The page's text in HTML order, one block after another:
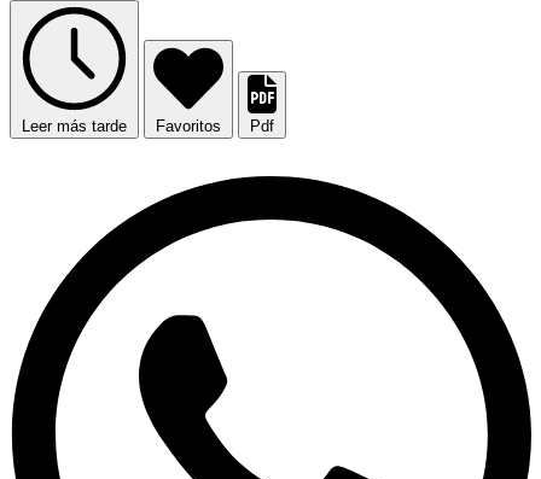
Leer más tarde Favoritos Pdf